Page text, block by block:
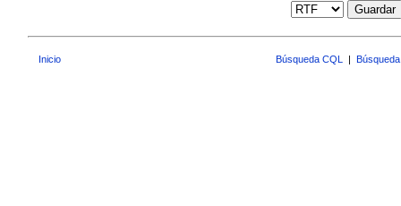
Guardar
Inicio Búsqueda CQL